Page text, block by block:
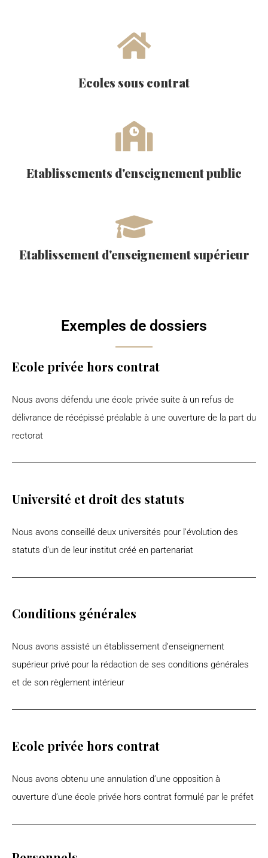
Ecoles sous contrat
Etablissements d'enseignement public
Etablissement d'enseignement supérieur
Exemples de dossiers
Ecole privée hors contrat
Nous avons défendu une école privée suite à un refus de
délivrance de récépissé préalable à une ouverture de la part du
rectorat
Université et droit des statuts
Nous avons conseillé deux universités pour l’évolution des
statuts d’un de leur institut créé en partenariat
Conditions générales
Nous avons assisté un établissement d’enseignement
supérieur privé pour la rédaction de ses conditions générales
et de son règlement intérieur
Ecole privée hors contrat​
Nous avons obtenu une annulation d’une opposition à
ouverture d’une école privée hors contrat formulé par le préfet